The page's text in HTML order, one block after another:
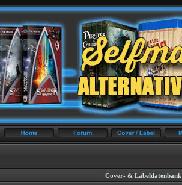
Cover- & Labeldatenbank